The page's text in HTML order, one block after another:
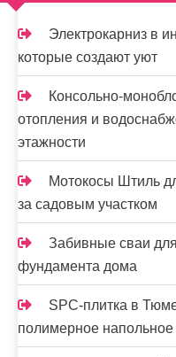
м
Электрокарниз в
которые создают уют
Консольно-
отопления и
этажности
Мотокосы Штиль
за садовым участком
Забивные сваи
фундамента дома
SPC-плитка в
полимерное